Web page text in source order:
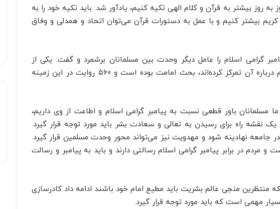
به روز بیشتر به قرآن و کلام الهی تکیه کنیم، یادآور شد: باید تکیه خود را به
کریم بیشتر کنیم و با عمل به دستورات قرآن می‌توان اتحاد و همدلی و وفاق
گرامی اسلام را عامل دیگر وحدت بین مسلمانان برشمرد و گفت: یکی از
بیشترین موضوعاتی که پیامبر اسلام درباره آن تمرکز کرده‌اند، بحث امامت بوده است و ۵۶۰ روایت در این زمینه
مسلمانان باور قطعی نسبت به پیامبر گرامی اسلام و اطاعت از وی داریم،
یک نقشه راه برای رسیدن به تعالی و سعادت بشر باید مورد توجه قرار گیرد.
جامعه نهادینه شود و مهدویت نیز می‌تواند محور وحدت مسلمین قرار گیرد.
در برابر پیامبر گرامی اسلام رسالتی دارند و باید به پیامبر و رسالت
منتظرین منجی عالم بشریت باید مطیع امام خود باشند ادامه داد کادرسازی
مهمی است که باید مورد توجه قرار گیرد.